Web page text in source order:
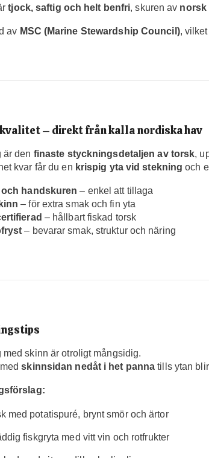
tjock, saftig och helt benfri, skuren av norsk
av MSC (Marine Stewardship Council),
– direkt från kalla nordiska hav
är den finaste styckningsdetaljen av torsk,
kvar får du en krispig yta vid stekning och
och handskuren – enkel att tillaga
– för extra smak och fin yta
– hållbart fiskad torsk
– bevarar smak, struktur och näring
med skinn är otroligt mångsidig.
skinnsidan nedåt i het panna tills ytan
med potatispuré, brynt smör och ärtor
fiskgryta med vitt vin och rotfrukter